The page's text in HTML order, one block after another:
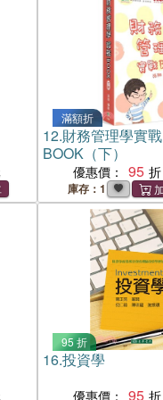
滿額折
12.財務管理學實戰
BOOK（下）
優惠價： 95
庫存：1
95 折
16.投資學
優惠價： 95